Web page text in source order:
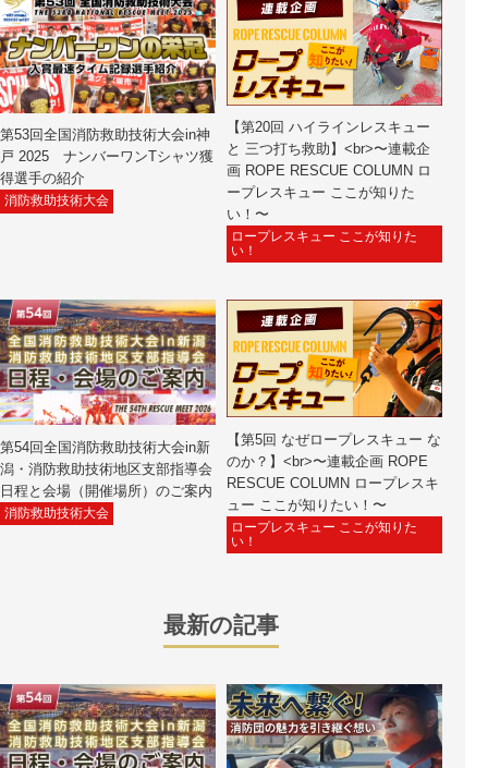
第53回全国消防救助技術大会in神
戸 2025 ナンバーワンTシャツ獲
得選手の紹介
消防救助技術大会
【第20回 ハイラインレスキュー
と 三つ打ち救助】<br>〜連載企
画 ROPE RESCUE COLUMN ロ
ープレスキュー ここが知りた
い！〜
ロープレスキュー ここが知りた
い！
第54回全国消防救助技術大会in新
潟・消防救助技術地区支部指導会
日程と会場（開催場所）のご案内
消防救助技術大会
【第5回 なぜロープレスキュー な
のか？】<br>〜連載企画 ROPE
RESCUE COLUMN ロープレスキ
ュー ここが知りたい！〜
ロープレスキュー ここが知りた
い！
最新の記事